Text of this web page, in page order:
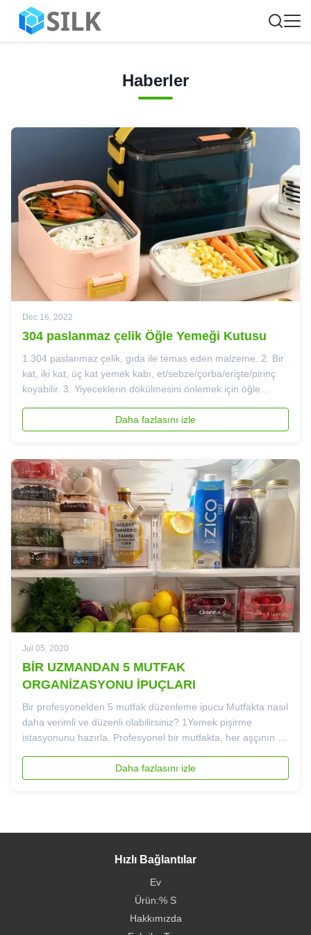
Haberler
Dec 16, 2022
304 paslanmaz çelik Öğle Yemeği Kutusu
1.304 paslanmaz çelik, gıda ile temas eden malzeme. 2. Bir
kat, iki kat, üç kat yemek kabı, et/sebze/çorba/erişte/pirinç
koyabilir. 3. Yiyeceklerin dökülmesini önlemek için öğle
4. İki sıralı toka tasarımı, tek bir damlanın dışarı sızmadığ...
Daha fazlasını izle
Jul 05, 2020
BİR UZMANDAN 5 MUTFAK
ORGANİZASYONU İPUÇLARI
Bir profesyonelden 5 mutfak düzenleme ipucu Mutfakta nasıl
daha verimli ve düzenli olabilirsiniz? 1Yemek pişirme
istasyonunu hazırla. Profesyonel bir mutfakta, her aşçının en
yüzden kendi mutfağında bir tane kurmak iyi bir fikir...
Daha fazlasını izle
Hızlı Bağlantılar
Ev
Ürün:% S
Hakkımızda